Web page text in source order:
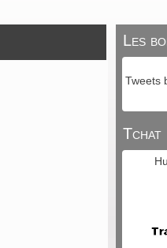
Les
Tweets
Tchat